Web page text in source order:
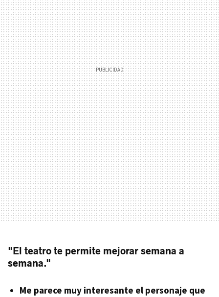
"El teatro te permite mejorar semana a
semana."
Me parece muy interesante el personaje que